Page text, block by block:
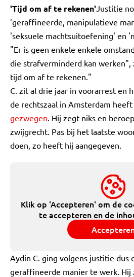
'Tijd om af te rekenen'Justitie
'geraffineerde, manipulatieve
'seksuele machtsuitoefening' en
"Er is geen enkele enkele
die strafverminderd kan
tijd om af te rekenen."
C. zit al drie jaar in voorarrest en
de rechtszaal in Amsterdam heeft
gezwegen. Hij zegt niks en
zwijgrecht. Pas bij het laatste
doen, zo heeft hij aangegeven.
Klik op 'Accepteren' om de
te accepteren en de
Aydin C. ging volgens justitie dus
geraffineerde manier te werk. Hij